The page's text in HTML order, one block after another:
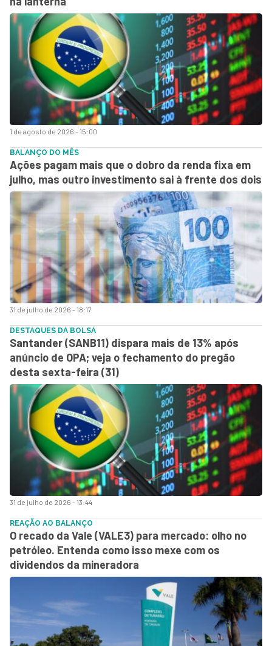
1 de agosto de 2026 - 15:00
31 de julho de 2026 - 18:17
BALANÇO DO MÊS
Ações pagam mais que o dobro da renda fixa em
julho, mas outro investimento sai à frente dos dois
31 de julho de 2026 - 13:44
DESTAQUES DA BOLSA
Santander (SANB11) dispara mais de 13% após
anúncio de OPA; veja o fechamento do pregão
desta sexta-feira (31)
REAÇÃO AO BALANÇO
O recado da Vale (VALE3) para mercado: olho no
petróleo. Entenda como isso mexe com os
dividendos da mineradora